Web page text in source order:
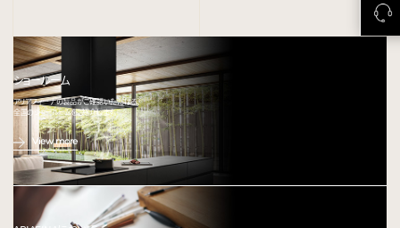
ショールーム
アリアフィーナの製品がご確認いただける、
全国のショールームをご紹介します。
View more